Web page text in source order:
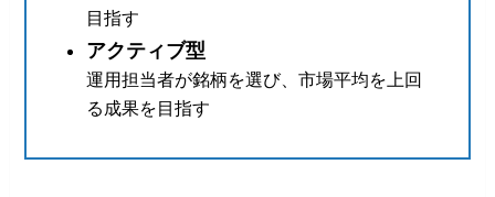
目指す
アクティブ型
運用担当者が銘柄を選び、市場平均を上回
る成果を目指す